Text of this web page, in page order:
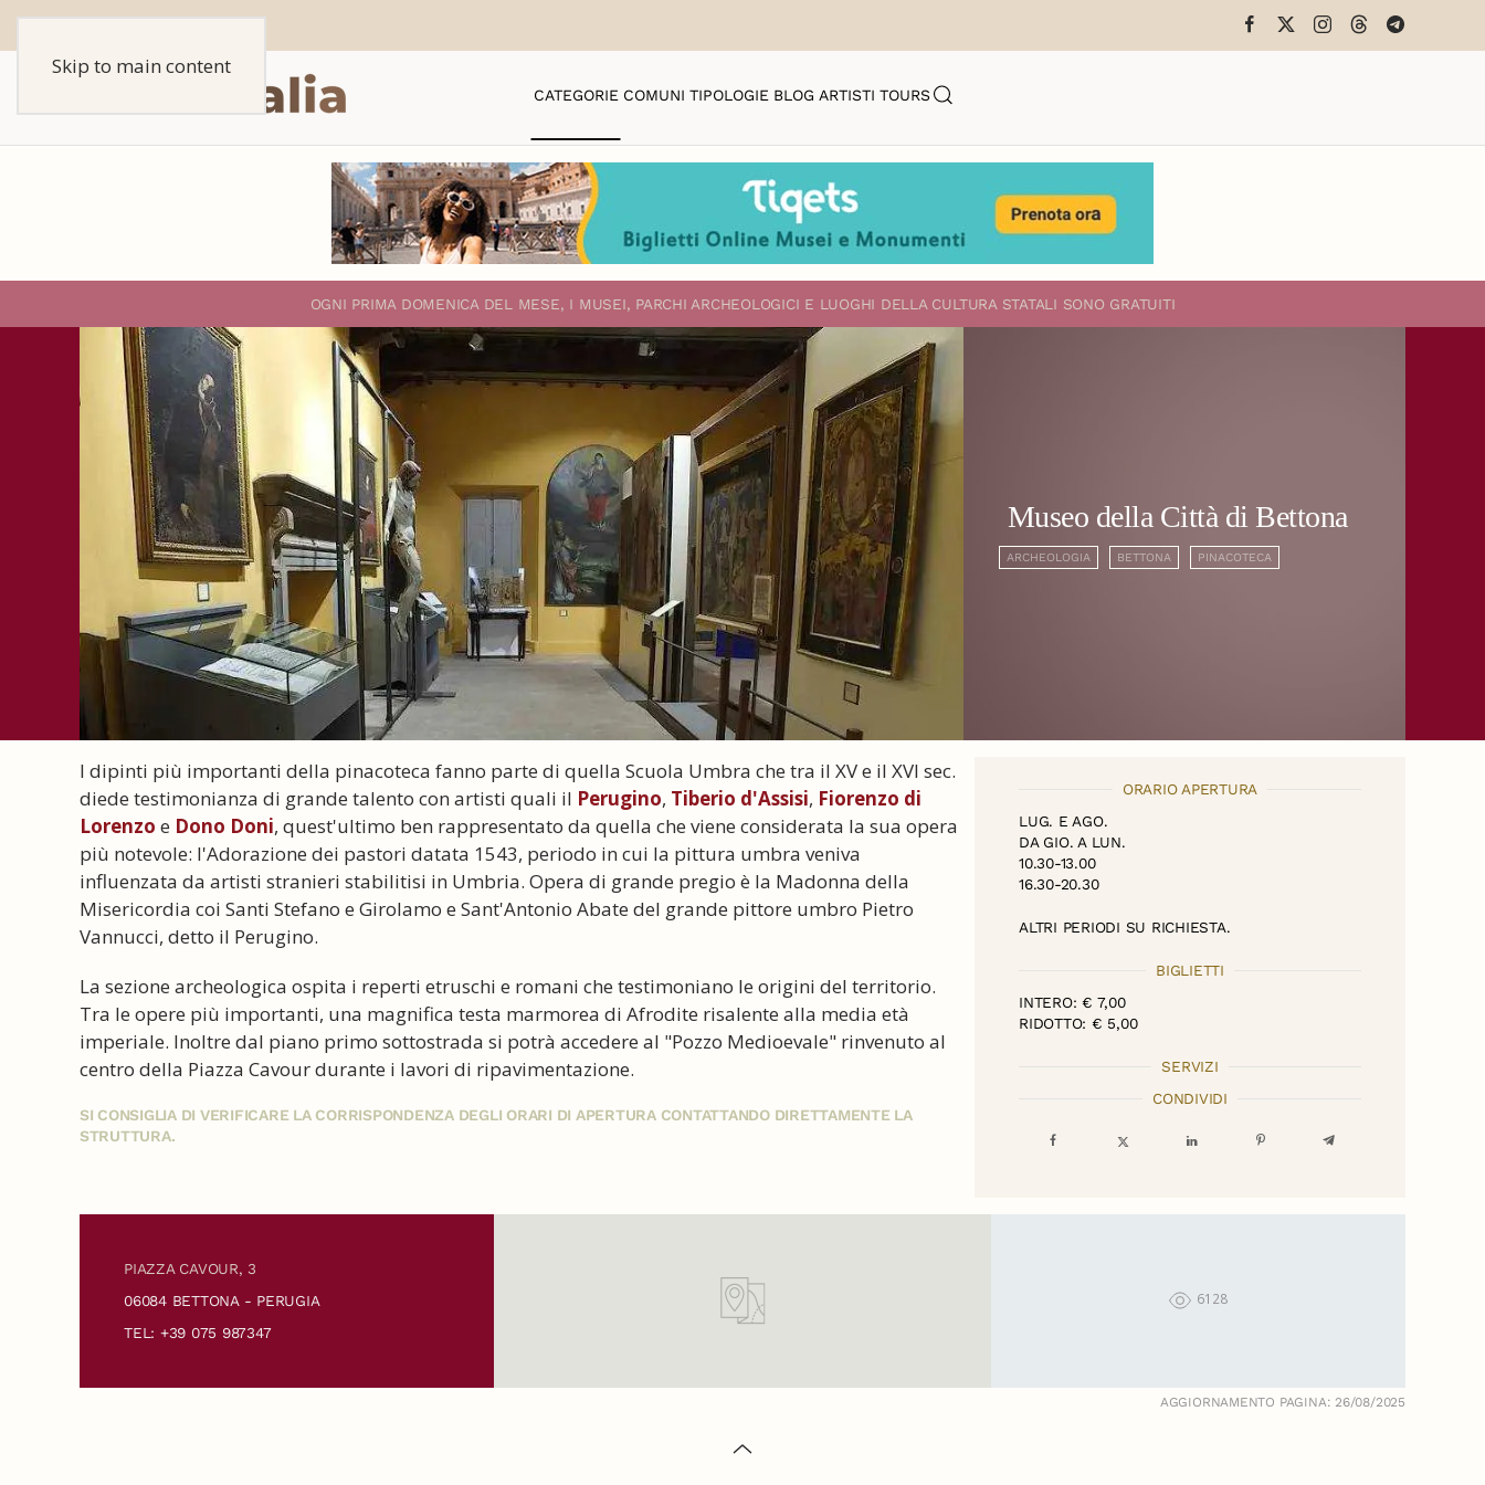
Skip to main content
CATEGORIE COMUNI TIPOLOGIE BLOG ARTISTI TOURS
OGNI PRIMA DOMENICA DEL MESE, I MUSEI, PARCHI ARCHEOLOGICI E LUOGHI DELLA CULTURA STATALI SONO GRATUITI
Museo della Città di Bettona
ARCHEOLOGIA BETTONA PINACOTECA
I dipinti più importanti della pinacoteca fanno parte di quella Scuola Umbra che tra il XV e il XVI sec.
diede testimonianza di grande talento con artisti quali il Perugino, Tiberio d'Assisi, Fiorenzo di
Lorenzo e Dono Doni, quest'ultimo ben rappresentato da quella che viene considerata la sua opera
più notevole: l'Adorazione dei pastori datata 1543, periodo in cui la pittura umbra veniva
influenzata da artisti stranieri stabilitisi in Umbria. Opera di grande pregio è la Madonna della
Misericordia coi Santi Stefano e Girolamo e Sant'Antonio Abate del grande pittore umbro Pietro
Vannucci, detto il Perugino.
La sezione archeologica ospita i reperti etruschi e romani che testimoniano le origini del territorio.
Tra le opere più importanti, una magnifica testa marmorea di Afrodite risalente alla media età
imperiale. Inoltre dal piano primo sottostrada si potrà accedere al "Pozzo Medioevale" rinvenuto al
centro della Piazza Cavour durante i lavori di ripavimentazione.
SI CONSIGLIA DI VERIFICARE LA CORRISPONDENZA DEGLI ORARI DI APERTURA CONTATTANDO DIRETTAMENTE LA
STRUTTURA.
ORARIO APERTURA
LUG. E AGO.
DA GIO. A LUN.
10.30-13.00
16.30-20.30
ALTRI PERIODI SU RICHIESTA.
BIGLIETTI
INTERO: € 7,00
RIDOTTO: € 5,00
SERVIZI
CONDIVIDI
PIAZZA CAVOUR, 3
06084 BETTONA - PERUGIA
TEL: +39 075 987347
6128
AGGIORNAMENTO PAGINA: 26/08/2025